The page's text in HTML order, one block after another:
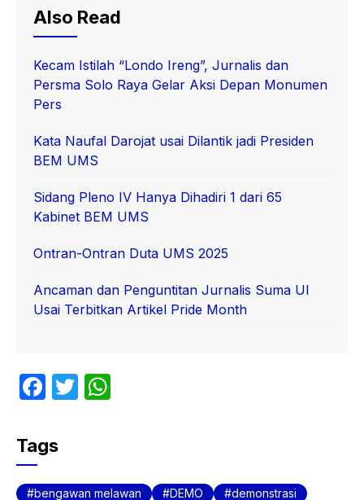
Also Read
Kecam Istilah “Londo Ireng”, Jurnalis dan
Persma Solo Raya Gelar Aksi Depan Monumen
Pers
Kata Naufal Darojat usai Dilantik jadi Presiden
BEM UMS
Sidang Pleno IV Hanya Dihadiri 1 dari 65
Kabinet BEM UMS
Ontran-Ontran Duta UMS 2025
Ancaman dan Penguntitan Jurnalis Suma UI
Usai Terbitkan Artikel Pride Month
F
c
e
b
T
A
Tags
bengawan melawan DEMO
demonstrasi